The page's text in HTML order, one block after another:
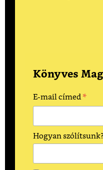
Könyves
E-mail címed*
Hogyan